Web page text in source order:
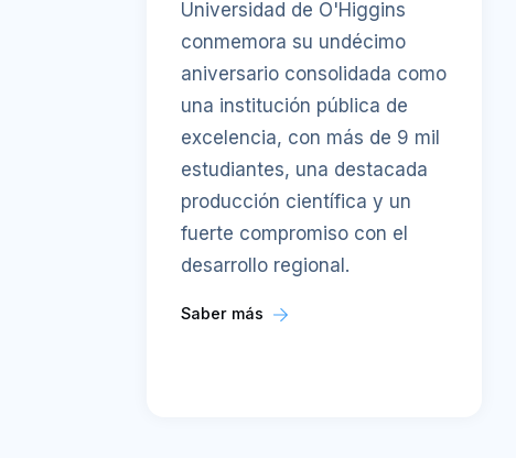
Universidad de O'Higgins
conmemora su undécimo
aniversario consolidada como
una institución pública de
excelencia, con más de 9 mil
estudiantes, una destacada
producción científica y un
fuerte compromiso con el
desarrollo regional.
Saber más